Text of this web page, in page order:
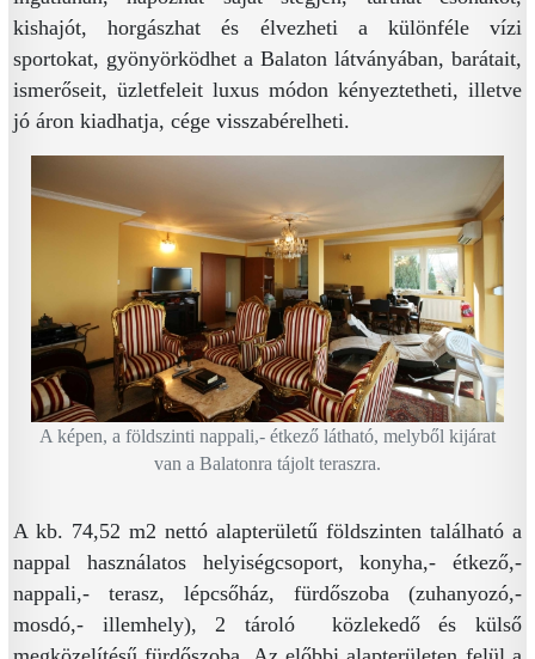
kishajót, horgászhat és élvezheti a különféle vízi
sportokat, gyönyörködhet a Balaton látványában, barátait,
ismerőseit, üzletfeleit luxus módon kényeztetheti, illetve
jó áron kiadhatja, cége visszabérelheti.
A képen, a földszinti nappali,- étkező látható, melyből kijárat
van a Balatonra tájolt teraszra.
A kb. 74,52 m2 nettó alapterületű földszinten található a
nappal használatos helyiségcsoport, konyha,- étkező,-
nappali,- terasz, lépcsőház, fürdőszoba (zuhanyozó,-
mosdó,- illemhely), 2 tároló közlekedő és külső